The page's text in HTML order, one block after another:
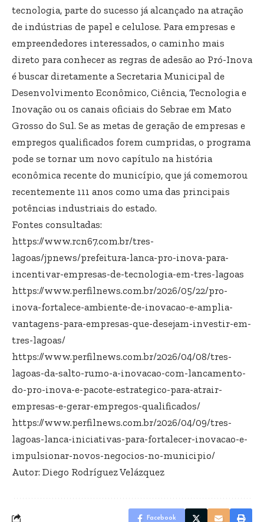
tecnologia, parte do sucesso já alcançado na atração
de indústrias de papel e celulose. Para empresas e
empreendedores interessados, o caminho mais
direto para conhecer as regras de adesão ao Pró-Inova
é buscar diretamente a Secretaria Municipal de
Desenvolvimento Econômico, Ciência, Tecnologia e
Inovação ou os canais oficiais do Sebrae em Mato
Grosso do Sul. Se as metas de geração de empresas e
empregos qualificados forem cumpridas, o programa
pode se tornar um novo capítulo na história
econômica recente do município, que já comemorou
recentemente 111 anos como uma das principais
potências industriais do estado.
Fontes consultadas:
https://www.rcn67.com.br/tres-
lagoas/jpnews/prefeitura-lanca-pro-inova-para-
incentivar-empresas-de-tecnologia-em-tres-lagoas
https://www.perfilnews.com.br/2026/05/22/pro-
inova-fortalece-ambiente-de-inovacao-e-amplia-
vantagens-para-empresas-que-desejam-investir-em-
tres-lagoas/
https://www.perfilnews.com.br/2026/04/08/tres-
lagoas-da-salto-rumo-a-inovacao-com-lancamento-
do-pro-inova-e-pacote-estrategico-para-atrair-
empresas-e-gerar-empregos-qualificados/
https://www.perfilnews.com.br/2026/04/09/tres-
lagoas-lanca-iniciativas-para-fortalecer-inovacao-e-
impulsionar-novos-negocios-no-municipio/
Autor: Diego Rodríguez Velázquez
Facebook